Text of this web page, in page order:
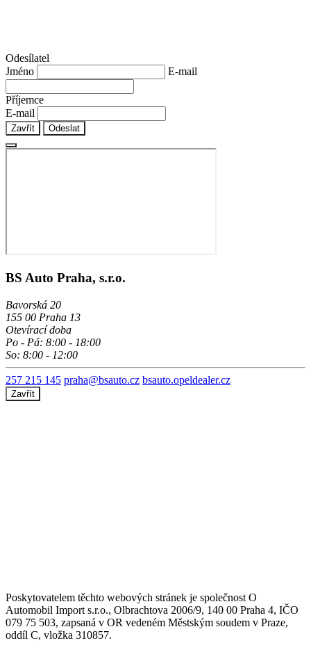
Odesílatel
Jméno
E-mail
Příjemce
E-mail
Zavřít Odeslat
BS Auto Praha, s.r.o.
Bavorská 20
155 00 Praha 13
Otevírací doba
Po - Pá: 8:00 - 18:00
So: 8:00 - 12:00
257 215 145 praha@bsauto.cz bsauto.opeldealer.cz
Zavřít
Poskytovatelem těchto webových stránek je společnost O
Automobil Import s.r.o., Olbrachtova 2006/9, 140 00 Praha 4, IČO
079 75 503, zapsaná v OR vedeném Městským soudem v Praze,
oddíl C, vložka 310857.